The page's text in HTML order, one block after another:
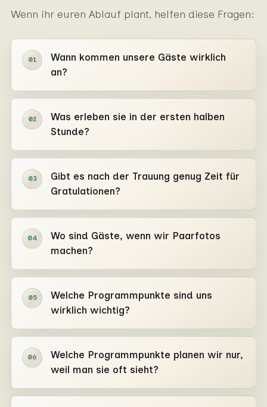
Wenn ihr euren Ablauf plant, helfen diese Fragen:
01
Wann kommen unsere Gäste wirklich
an?
02
Was erleben sie in der ersten halben
Stunde?
03
Gibt es nach der Trauung genug Zeit für
Gratulationen?
04
Wo sind Gäste, wenn wir Paarfotos
machen?
05
Welche Programmpunkte sind uns
wirklich wichtig?
06
Welche Programmpunkte planen wir nur,
weil man sie oft sieht?